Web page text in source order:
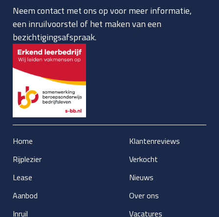
Neem contact met ons op voor meer informatie,
een inruilvoorstel of het maken van een
bezichtigingsafspraak.
Home
Rijplezier
Lease
Aanbod
Inruil
Klantenreviews
Verkocht
Nieuws
Over ons
Vacatures